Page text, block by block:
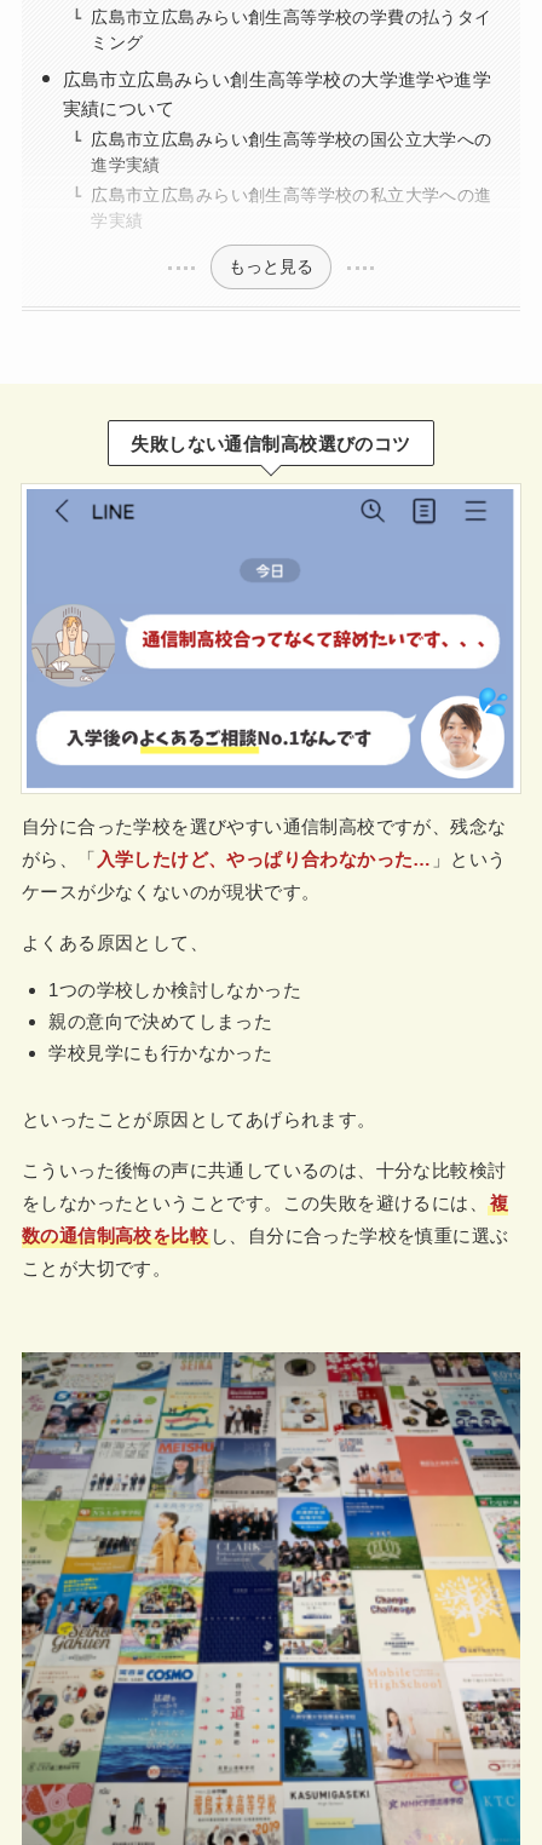
広島市立広島みらい創生高等学校の学費の払うタイ
ミング
広島市立広島みらい創生高等学校の大学進学や進学
実績について
広島市立広島みらい創生高等学校の国公立大学への
進学実績
広島市立広島みらい創生高等学校の私立大学への進
学実績
もっと見る
失敗しない通信制高校選びのコツ
自分に合った学校を選びやすい通信制高校ですが、残念な
がら、「 入学したけど、やっぱり合わなかった… 」という
ケースが少なくないのが現状です。
よくある原因として、
1つの学校しか検討しなかった
親の意向で決めてしまった
学校見学にも行かなかった
といったことが原因としてあげられます。
こういった後悔の声に共通しているのは、十分な比較検討
をしなかったということです。この失敗を避けるには、
複
数の通信制高校を比較し、自分に合った学校を慎重に選ぶ
ことが大切です。